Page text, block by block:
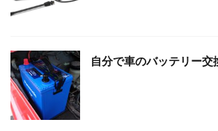
自分で車のバッテリー交